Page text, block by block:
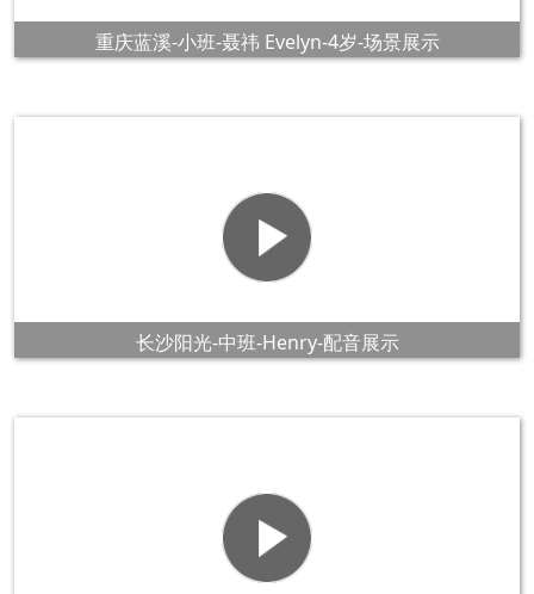
重庆蓝溪-小班-聂祎 Evelyn-4岁-场景展示
长沙阳光-中班-Henry-配音展示